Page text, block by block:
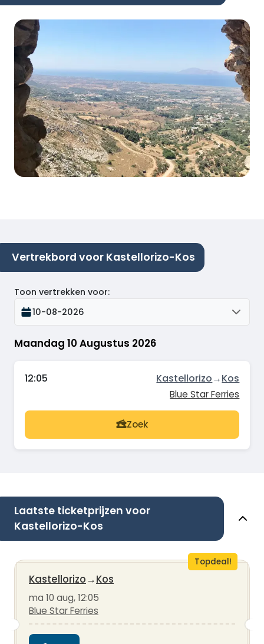
Vertrekbord voor Kastellorizo-Kos
Maandag 10 Augustus 2026
Toon vertrekken voor:
10-08-2026
12:05 Kastellorizo→Kos
Blue Star Ferries
Zoek
Laatste ticketprijzen voor
Kastellorizo-Kos
Topdeal!
Kastellorizo→Kos
ma 10 aug, 12:05
Blue Star Ferries